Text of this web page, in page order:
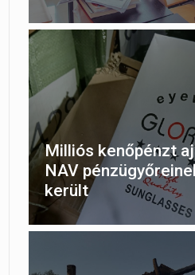
Milliós kenőpénzt
NAV
került